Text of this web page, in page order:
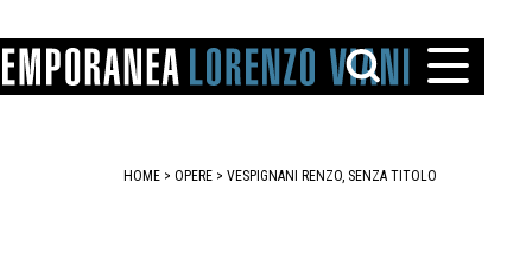
HOME > OPERE > VESPIGNANI RENZO, SENZA TITOLO